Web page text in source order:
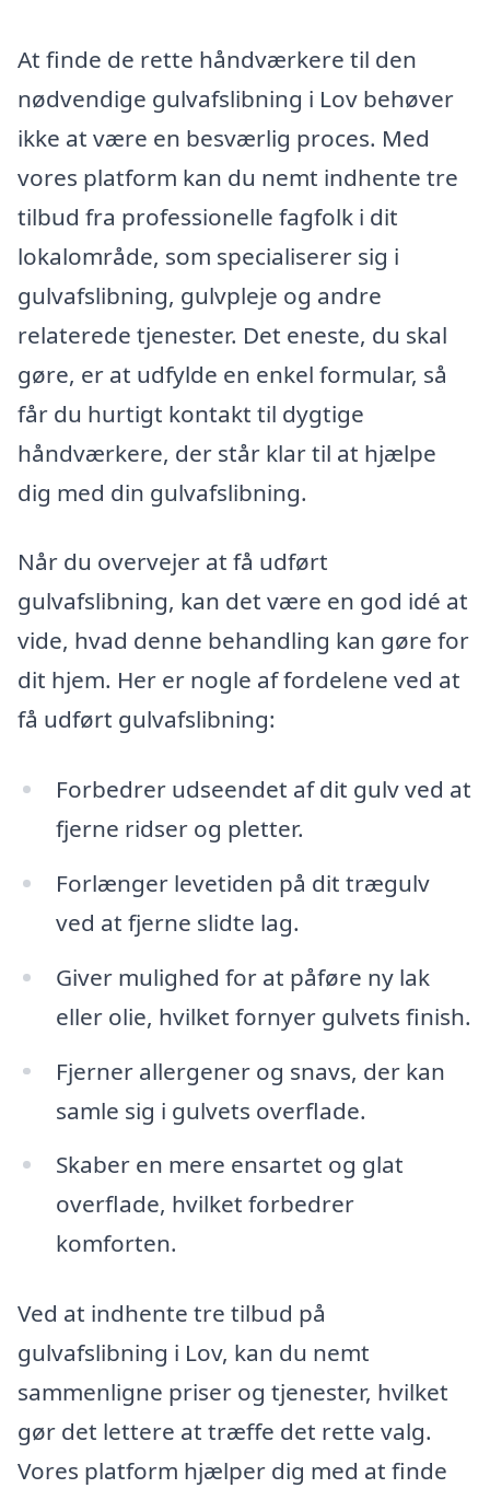
At finde de rette håndværkere til den
nødvendige gulvafslibning i Lov behøver
ikke at være en besværlig proces. Med
vores platform kan du nemt indhente tre
tilbud fra professionelle fagfolk i dit
lokalområde, som specialiserer sig i
gulvafslibning, gulvpleje og andre
relaterede tjenester. Det eneste, du skal
gøre, er at udfylde en enkel formular, så
får du hurtigt kontakt til dygtige
håndværkere, der står klar til at hjælpe
dig med din gulvafslibning.
Når du overvejer at få udført
gulvafslibning, kan det være en god idé at
vide, hvad denne behandling kan gøre for
dit hjem. Her er nogle af fordelene ved at
få udført gulvafslibning:
Forbedrer udseendet af dit gulv ved at
fjerne ridser og pletter.
Forlænger levetiden på dit trægulv
ved at fjerne slidte lag.
Giver mulighed for at påføre ny lak
eller olie, hvilket fornyer gulvets finish.
Fjerner allergener og snavs, der kan
samle sig i gulvets overflade.
Skaber en mere ensartet og glat
overflade, hvilket forbedrer
komforten.
Ved at indhente tre tilbud på
gulvafslibning i Lov, kan du nemt
sammenligne priser og tjenester, hvilket
gør det lettere at træffe det rette valg.
Vores platform hjælper dig med at finde